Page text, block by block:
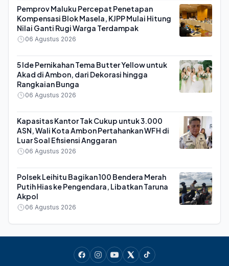
Pemprov Maluku Percepat Penetapan
Kompensasi Blok Masela, KJPP Mulai Hitung
Nilai Ganti Rugi Warga Terdampak
06 Agustus 2026
5 Ide Pernikahan Tema Butter Yellow untuk
Akad di Ambon, dari Dekorasi hingga
Rangkaian Bunga
06 Agustus 2026
Kapasitas Kantor Tak Cukup untuk 3.000
ASN, Wali Kota Ambon Pertahankan WFH di
Luar Soal Efisiensi Anggaran
06 Agustus 2026
Polsek Leihitu Bagikan 100 Bendera Merah
Putih Hias ke Pengendara, Libatkan Taruna
Akpol
06 Agustus 2026